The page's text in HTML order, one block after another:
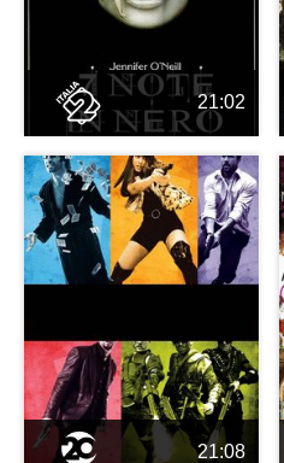
21:02
21:08